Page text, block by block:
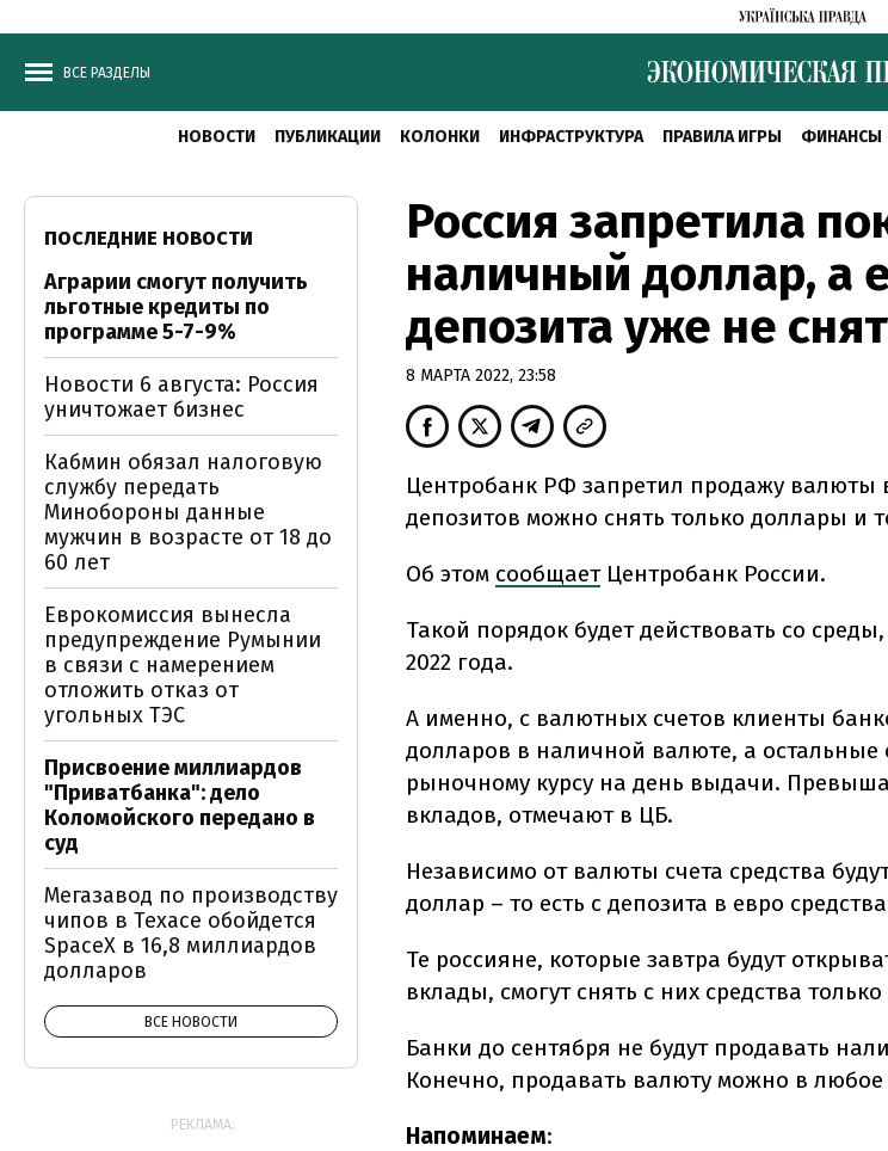
ВСЕ РАЗДЕЛЫ
НОВОСТИ ПУБЛИКАЦИИ КОЛОНКИ ИНФРАСТРУКТУРА ПРАВИЛА ИГРЫ ФИНАНСЫ
Россия запретила
наличный доллар, а
депозита уже не
8 МАРТА 2022, 23:58
Центробанк РФ запретил продажу валюты
депозитов можно снять только доллары и
Об этом сообщаетЦентробанк России.
Такой порядок будет действовать со
2022 года.
А именно, с валютных счетов клиенты
долларов в наличной валюте, а остальные
рыночному курсу на день выдачи.
вкладов, отмечают в ЦБ.
Независимо от валюты счета средства
доллар – то есть с депозита в евро
Те россияне, которые завтра будут
вклады, смогут снять с них средства
Банки до сентября не будут продавать
Конечно, продавать валюту можно в любое
Напоминаем:
ПОСЛЕДНИЕ НОВОСТИ
Аграрии смогут получить
льготные кредиты по
программе 5-7-9%
Новости 6 августа: Россия
уничтожает бизнес
Кабмин обязал налоговую
службу передать
Минобороны данные
мужчин в возрасте от 18 до
60 лет
Еврокомиссия вынесла
предупреждение Румынии
в связи с намерением
отложить отказ от
угольных ТЭС
Присвоение миллиардов
"Приватбанка": дело
Коломойского передано в
суд
Мегазавод по производству
чипов в Техасе обойдется
SpaceX в 16,8 миллиардов
долларов
ВСЕ НОВОСТИ
РЕКЛАМА: